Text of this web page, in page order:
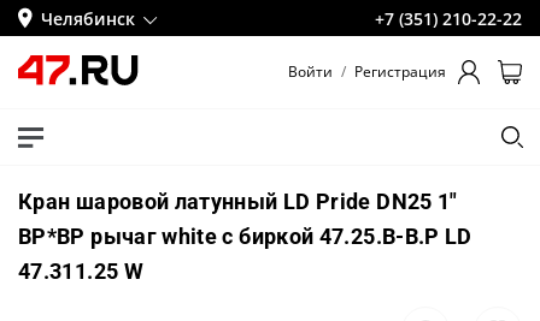
Челябинск +7 (351) 210-22-22
Войти / Регистрация
Кран шаровой латунный LD Pride DN25 1"
ВР*ВР рычаг white с биркой 47.25.В-В.Р LD
47.311.25 W